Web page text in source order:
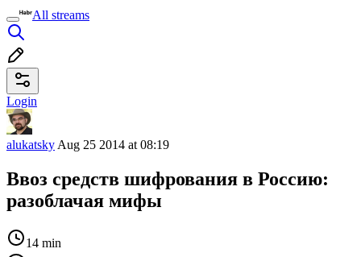
All streams
Login
alukatsky Aug 25 2014 at 08:19
Ввоз средств шифрования в Россию:
разоблачая мифы
14 min